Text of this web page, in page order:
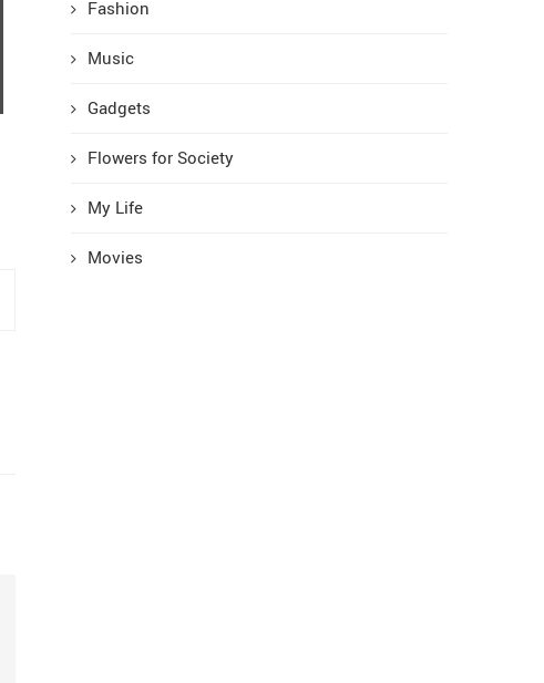
Fashion
Music
Gadgets
Flowers for Society
My Life
Movies